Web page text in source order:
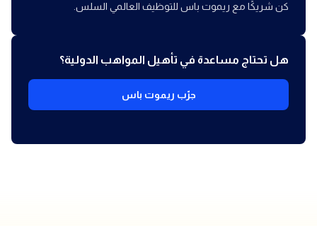
كن شريكًا مع ريموت باس للتوظيف العالمي السلس.
هل تحتاج مساعدة في تأهيل المواهب الدولية؟
جرّب ريموت باس